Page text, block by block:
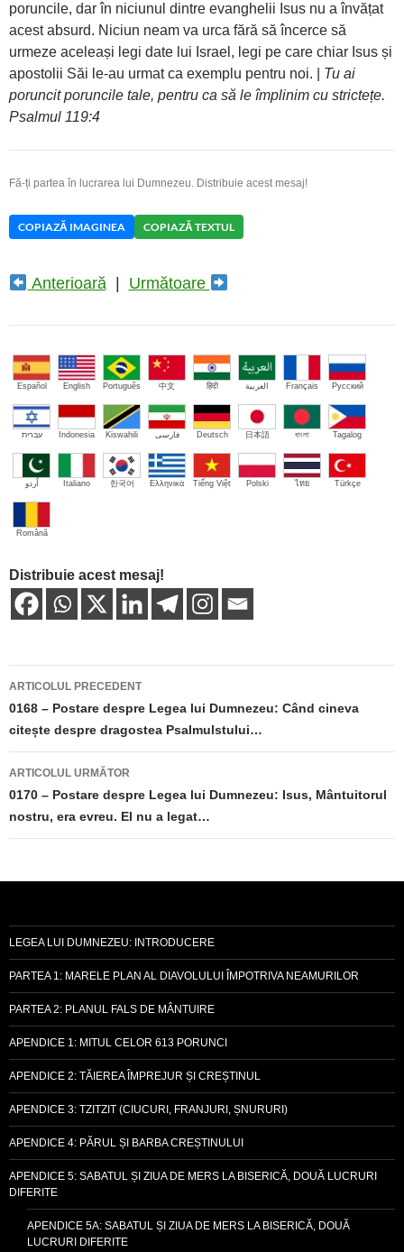
poruncile, dar în niciunul dintre evanghelii Isus nu a învățat
acest absurd. Niciun neam va urca fără să încerce să
urmeze aceleași legi date lui Israel, legi pe care chiar Isus și
apostolii Săi le-au urmat ca exemplu pentru noi. | Tu ai
poruncit poruncile tale, pentru ca să le împlinim cu strictețe.
Psalmul 119:4
Fă-ți partea în lucrarea lui Dumnezeu. Distribuie acest mesaj!
COPIAZĂ IMAGINEA COPIAZĂ TEXTUL
Anterioară| Următoare
Español English Português 中文 हिंदी العربية Français Русский
עברית Indonesia Kiswahili فارسی Deutsch 日本語 বাংলা Tagalog
اُردو Italiano 한국어 Ελληνικά Tiếng Việt Polski ไทย Türkçe
Română
Distribuie acest mesaj!
Navigare
în
articole
ARTICOLUL PRECEDENT
0168 – Postare despre Legea lui Dumnezeu: Când cineva
citește despre dragostea Psalmulstului…
ARTICOLUL URMĂTOR
0170 – Postare despre Legea lui Dumnezeu: Isus, Mântuitorul
nostru, era evreu. El nu a legat…
LEGEA LUI DUMNEZEU: INTRODUCERE
PARTEA 1: MARELE PLAN AL DIAVOLULUI ÎMPOTRIVA NEAMURILOR
PARTEA 2: PLANUL FALS DE MÂNTUIRE
APENDICE 1: MITUL CELOR 613 PORUNCI
APENDICE 2: TĂIEREA ÎMPREJUR ȘI CREȘTINUL
APENDICE 3: TZITZIT (CIUCURI, FRANJURI, ȘNURURI)
APENDICE 4: PĂRUL ȘI BARBA CREȘTINULUI
APENDICE 5: SABATUL ȘI ZIUA DE MERS LA BISERICĂ, DOUĂ LUCRURI
DIFERITE
APENDICE 5A: SABATUL ȘI ZIUA DE MERS LA BISERICĂ, DOUĂ
LUCRURI DIFERITE